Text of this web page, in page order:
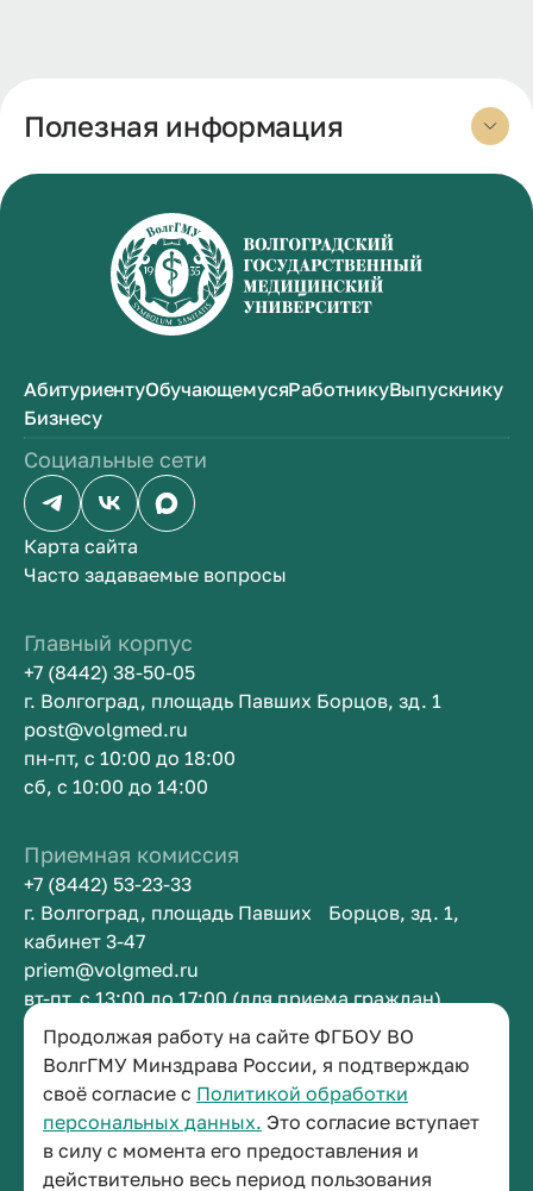
Продолжая работу на сайте ФГБОУ ВО
ВолгГМУ Минздрава России, я подтверждаю
своё согласие с Политикой обработки
персональных данных. Это согласие вступает
в силу с момента его предоставления и
действительно весь период пользования
Полезная информация
АбитуриентуОбучающемусяРаботникуВыпускнику
Бизнесу
Социальные сети
Карта сайта
Часто задаваемые вопросы
Главный корпус
+7 (8442) 38-50-05
г. Волгоград, площадь Павших Борцов, зд. 1
post@volgmed.ru
пн-пт, с 10:00 до 18:00
сб, с 10:00 до 14:00
Приемная комиссия
+7 (8442) 53-23-33
г. Волгоград, площадь Павших Борцов, зд. 1,
кабинет 3-47
priem@volgmed.ru
вт-пт, с 13:00 до 17:00 (для приема граждан)
Приемная ректора
+7 (8442) 38-50-05
г. Волгоград, площадь Павших Борцов, зд. 1,
кабинет 3-11
post@volgmed.ru